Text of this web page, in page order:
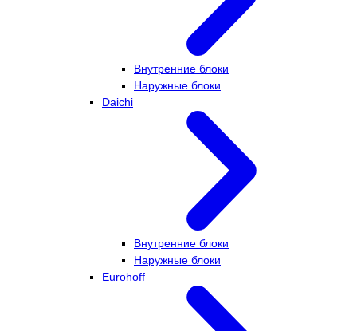
Внутренние блоки
Наружные блоки
Daichi
Внутренние блоки
Наружные блоки
Eurohoff